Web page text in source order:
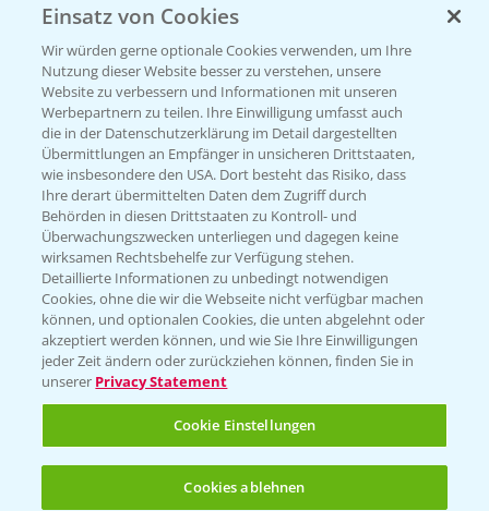
Beratung auf WhatsApp
T.+49 (0)174 346 564 1
KONTAKT
Hilfe in Notfällen
T.+49 (0)214/30-20220
Folgen Sie uns
Einsatz von Cookies
Wir würden gerne optionale Cookies verwenden, um Ihre
Nutzung dieser Website besser zu verstehen, unsere
Website zu verbessern und Informationen mit unseren
Werbepartnern zu teilen. Ihre Einwilligung umfasst auch
die in der Datenschutzerklärung im Detail dargestellten
Übermittlungen an Empfänger in unsicheren Drittstaaten,
wie insbesondere den USA. Dort besteht das Risiko, dass
Ihre derart übermittelten Daten dem Zugriff durch
Behörden in diesen Drittstaaten zu Kontroll- und
Überwachungszwecken unterliegen und dagegen keine
wirksamen Rechtsbehelfe zur Verfügung stehen.
Detaillierte Informationen zu unbedingt notwendigen
Cookies, ohne die wir die Webseite nicht verfügbar machen
können, und optionalen Cookies, die unten abgelehnt oder
akzeptiert werden können, und wie Sie Ihre Einwilligungen
jeder Zeit ändern oder zurückziehen können, finden Sie in
unserer Privacy Statement
Cookie Einstellungen
Cookies ablehnen